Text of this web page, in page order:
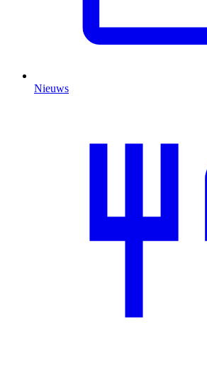
Nieuws